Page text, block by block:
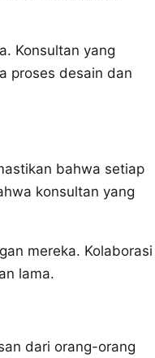
Konsultan yang
proses desain dan
bahwa setiap
konsultan yang
mereka. Kolaborasi
lama.
dari orang-orang